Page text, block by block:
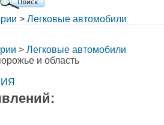
> Легковые автомобили
> Легковые автомобили
и область